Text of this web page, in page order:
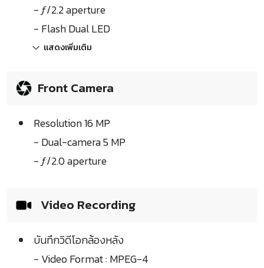
- ƒ/2.2 aperture
- Flash Dual LED
แสดงเพิ่มเติม
Front Camera
Resolution 16 MP
- Dual-camera 5 MP
- ƒ/2.0 aperture
Video Recording
บันทึกวิดีโอกล้องหลัง
- Video Format : MPEG-4